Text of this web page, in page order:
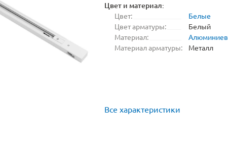
Цвет и материал:
Цвет:
Белые
Цвет арматуры:
Белый
Материал:
Материал арматуры:
Металл
Все характеристики